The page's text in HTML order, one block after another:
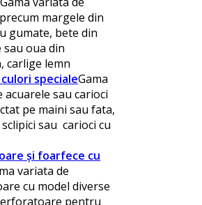
margele din
gumate, bete din
sau oua din
carlige lemn
specialeGama
acuarele sau carioci
pe maini sau fata,
sau carioci cu
și foarfece cu
variata de
cu model diverse
pentru